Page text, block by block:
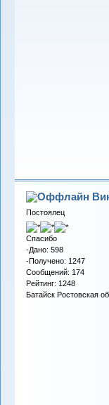
Постоялец
Спасибо
-Дано: 598
-Получено: 1247
Сообщений: 174
Рейтинг: 1248
Батайск Ростовская